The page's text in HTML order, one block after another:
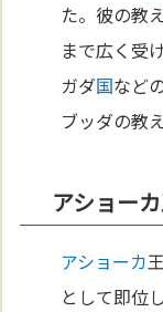
た。彼の教
まで広く受
ガダ国など
ブッダの教
アショー
アショーカ
として即位